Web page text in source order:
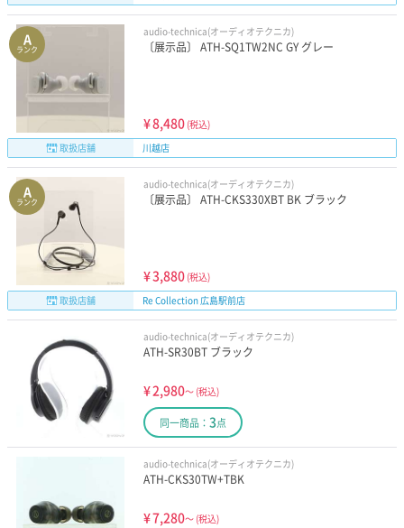
A
ランク
audio-technica(オーディオテクニカ)
〔展示品〕 ATH-SQ1TW2NC GY グレー
¥8,480 (税込)
取扱店舗
川越店
A
ランク
audio-technica(オーディオテクニカ)
〔展示品〕 ATH-CKS330XBT BK ブラック
¥3,880 (税込)
取扱店舗
Re Collection 広島駅前店
audio-technica(オーディオテクニカ)
ATH-SR30BT ブラック
¥2,980～ (税込)
同一商品： 3点
audio-technica(オーディオテクニカ)
ATH-CKS30TW+TBK
¥7,280～ (税込)